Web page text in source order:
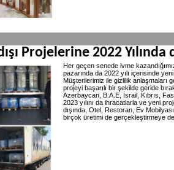
Projelerine 2022
Her geçen senede ivme
pazarında da 2022 yılı içerisinde
Müşterilerimiz ile gizlilik anlaşmaları
projeyi başarılı bir şekilde geride
Azerbaycan, B.A.E, İsrail, Kıbrıs,
2023 yılını da ihracatlarla ve yeni
dışında, Otel, Restoran, Ev
birçok üretimi de gerçekleştirmeye